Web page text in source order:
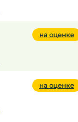
на оценке
на оценке